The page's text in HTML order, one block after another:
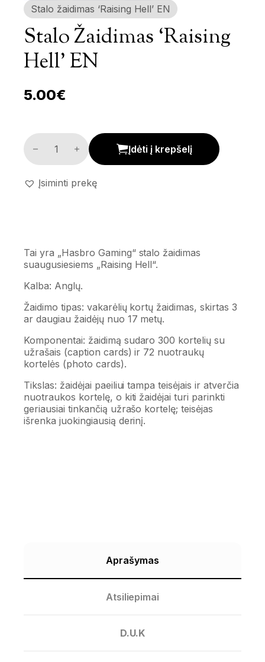
Stalo žaidimas ‘Raising Hell’ EN
Stalo Žaidimas ‘Raising
Hell’ EN
5.00€
Stalo žaidimas 'Raising Hell' EN kiekis
Įdėti į krepšelį
Įsiminti prekę
Tai yra „Hasbro Gaming“ stalo žaidimas
suaugusiesiems „Raising Hell“.
Kalba: Anglų.
Žaidimo tipas: vakarėlių kortų žaidimas, skirtas 3
ar daugiau žaidėjų nuo 17 metų.
Komponentai: žaidimą sudaro 300 kortelių su
užrašais (caption cards) ir 72 nuotraukų
kortelės (photo cards).
Tikslas: žaidėjai paeiliui tampa teisėjais ir atverčia
nuotraukos kortelę, o kiti žaidėjai turi parinkti
geriausiai tinkančią užrašo kortelę; teisėjas
išrenka juokingiausią derinį.
Aprašymas
Atsiliepimai
D.U.K